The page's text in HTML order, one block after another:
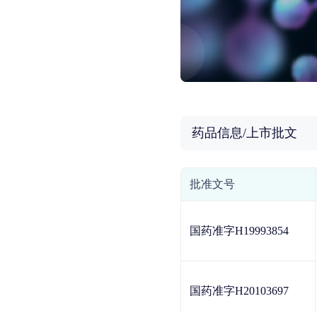
药品信息/上市批文
批准文号
国药准字H19993854
国药准字H20103697